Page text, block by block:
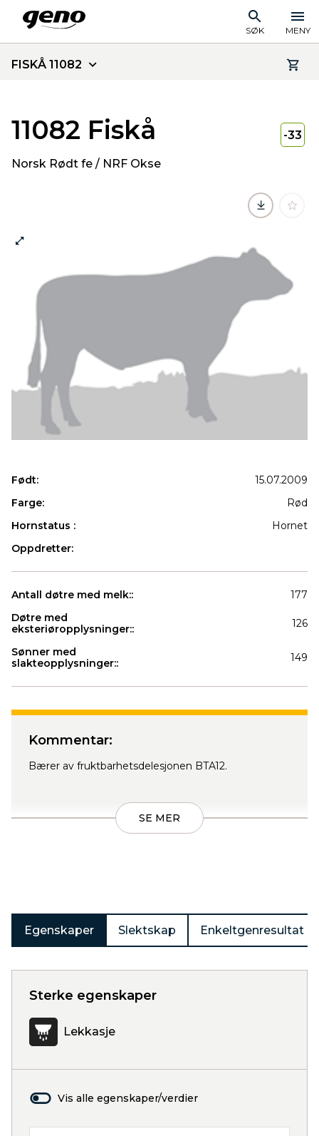
SØK MENY
FISKÅ 11082
11082 Fiskå
Norsk Rødt fe / NRF Okse
-33
Født:
15.07.2009
Farge:
Rød
Hornstatus :
Hornet
Oppdretter:
Antall døtre med melk::
177
Døtre med
eksteriøropplysninger::
126
Sønner med
slakteopplysninger::
149
Produkter
Kommentar:
Bærer av fruktbarhetsdelesjonen BTA12.
SE MER
Egenskaper Slektskap Enkeltgenresultat
Sterke egenskaper
Lekkasje
Vis alle egenskaper/verdier